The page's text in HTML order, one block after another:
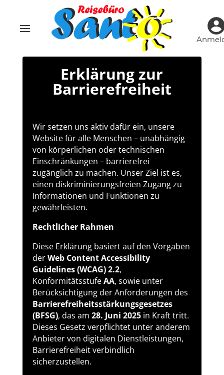
Erklärung zur
Barrierefreiheit
Wir setzen uns aktiv dafür ein, unsere
Website für alle Menschen – unabhängig
von körperlichen oder technischen
Einschränkungen – barrierefrei
zugänglich zu machen. Unser Ziel ist es,
einen diskriminierungsfreien Zugang zu
Informationen und Funktionen zu
gewährleisten.
Rechtlicher Rahmen
Diese Erklärung basiert auf den Vorgaben
derWeb Content Accessibility
Guidelines (WCAG) 2.2,
KonformitätsstufeAA, sowie unter
Berücksichtigung der Anforderungen des
Barrierefreiheitsstärkungsgesetzes
(BFSG), das am 28. Juni 2025in Kraft tritt.
Dieses Gesetz verpflichtet unter anderem
Anbieter von digitalen Dienstleistungen,
Barrierefreiheit verbindlich
sicherzustellen.